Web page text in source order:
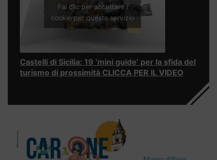
Fai clic per accettare i
cookie per questo servizio
Castelli di Sicilia: 19 ‘mini guide’ per la sfida del
turismo di prossimità CLICCA PER IL VIDEO